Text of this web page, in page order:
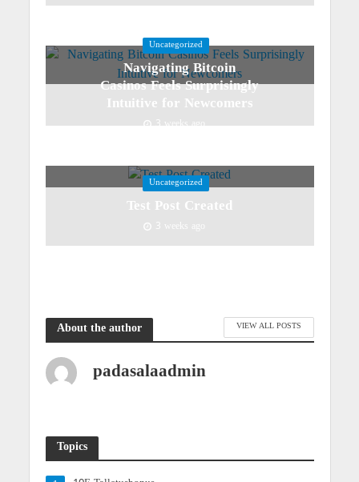
Uncategorized
Navigating Bitcoin
Casinos Feels Surprisingly
Intuitive for Newcomers
3 weeks ago
Uncategorized
Test Post Created
3 weeks ago
About the author VIEW ALL POSTS
padasalaadmin
Topics